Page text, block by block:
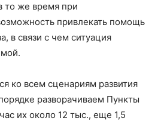
то же время при
привлекать помощь
в связи с чем ситуация
ко всем сценариям развития
разворачиваем Пункты
их около 12 тыс., еще 1,5